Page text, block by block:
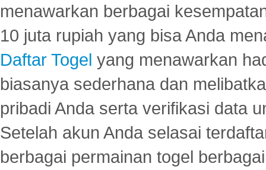
menawarkan berbagai
10 juta rupiah yang bisa Anda
Daftar Togel yang menawarkan
biasanya sederhana dan
pribadi Anda serta verifikasi data
Setelah akun Anda selasai
berbagai permainan togel